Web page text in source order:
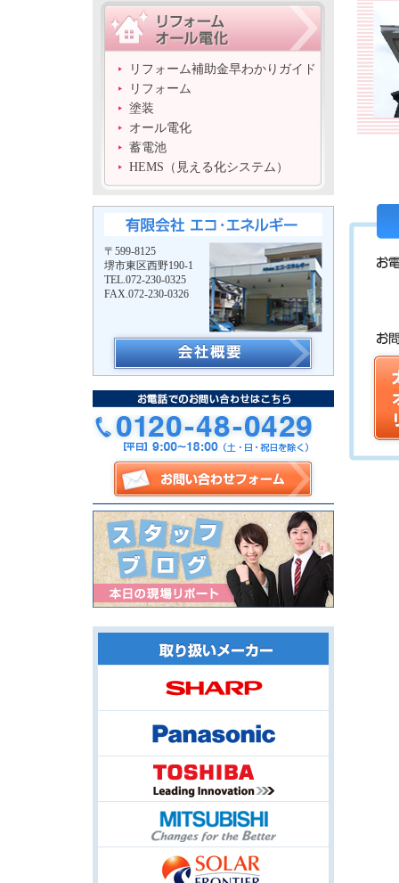
リフォーム補助金早わかりガイド
リフォーム
塗装
オール電化
蓄電池
HEMS（見える化システム）
〒599-8125
堺市東区西野190-1
TEL.072-230-0325
FAX.072-230-0326